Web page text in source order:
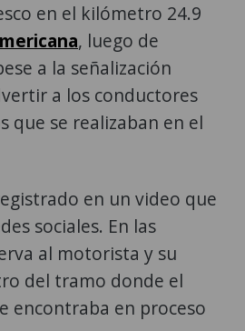
en el kilómetro 24.9
, luego de
a la señalización
a los conductores
que se realizaban en el
en un video que
sociales. En las
al motorista y su
del tramo donde el
encontraba en proceso